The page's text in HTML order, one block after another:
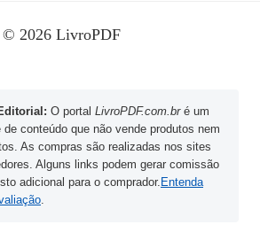
© 2026 LivroPDF
O portal LivroPDF.com.bré um
de conteúdo que não vende produtos nem
As compras são realizadas nos sites
Alguns links podem gerar comissão
adicional para o comprador. Entenda
.